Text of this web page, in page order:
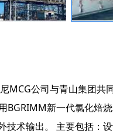
公司与青山集团共
新一代氯化焙
术输出。 主要包括：